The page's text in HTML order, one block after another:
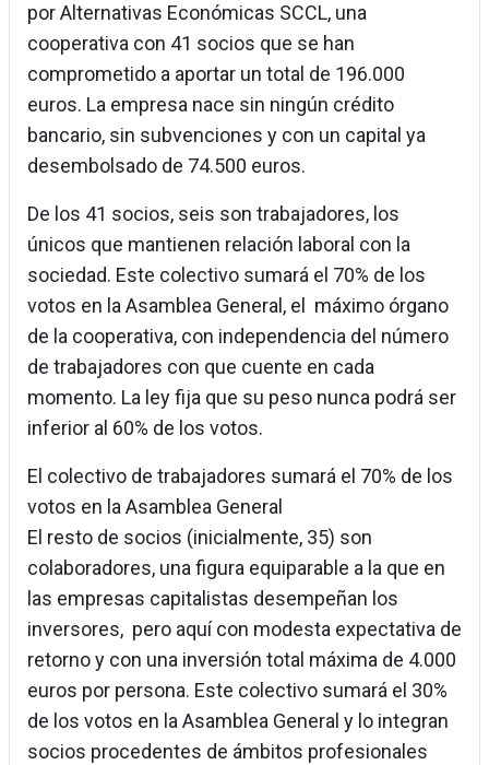
por Alternativas Económicas SCCL, una
cooperativa con 41 socios que se han
comprometido a aportar un total de 196.000
euros. La empresa nace sin ningún crédito
bancario, sin subvenciones y con un capital ya
desembolsado de 74.500 euros.
De los 41 socios, seis son trabajadores, los
únicos que mantienen relación laboral con la
sociedad. Este colectivo sumará el 70% de los
votos en la Asamblea General, el máximo órgano
de la cooperativa, con independencia del número
de trabajadores con que cuente en cada
momento. La ley fija que su peso nunca podrá ser
inferior al 60% de los votos.
El colectivo de trabajadores sumará el 70% de los
votos en la Asamblea General
El resto de socios (inicialmente, 35) son
colaboradores, una figura equiparable a la que en
las empresas capitalistas desempeñan los
inversores, pero aquí con modesta expectativa de
retorno y con una inversión total máxima de 4.000
euros por persona. Este colectivo sumará el 30%
de los votos en la Asamblea General y lo integran
socios procedentes de ámbitos profesionales